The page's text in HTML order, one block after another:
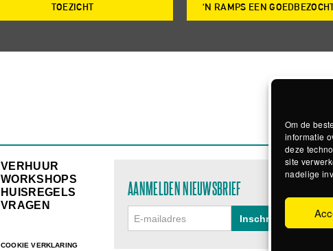
Om de
informatie
deze
site
nadelige
TOEZICHT
‘N RAMPS EEN
VERHUUR
WORKSHOPS
HUISREGELS
VRAGEN
COOKIE VERKLARING
AANMELDEN NIEUWSBRIEF